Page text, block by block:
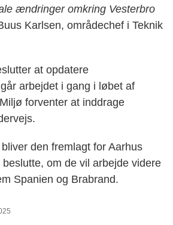
ændringer omkring Vesterbro
Karlsen, områdechef i Teknik
at opdatere
arbejdet i gang i løbet af
forventer at inddrage
den fremlagt for Aarhus
om de vil arbejde videre
Spanien og Brabrand.